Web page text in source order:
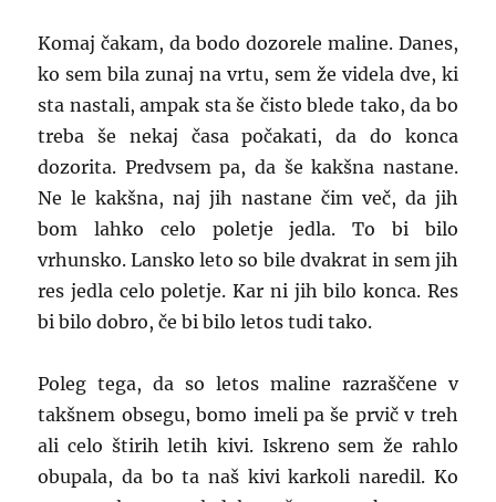
Komaj čakam, da bodo dozorele maline. Danes,
ko sem bila zunaj na vrtu, sem že videla dve, ki
sta nastali, ampak sta še čisto blede tako, da bo
treba še nekaj časa počakati, da do konca
dozorita. Predvsem pa, da še kakšna nastane.
Ne le kakšna, naj jih nastane čim več, da jih
bom lahko celo poletje jedla. To bi bilo
vrhunsko. Lansko leto so bile dvakrat in sem jih
res jedla celo poletje. Kar ni jih bilo konca. Res
bi bilo dobro, če bi bilo letos tudi tako.
Poleg tega, da so letos maline razraščene v
takšnem obsegu, bomo imeli pa še prvič v treh
ali celo štirih letih kivi. Iskreno sem že rahlo
obupala, da bo ta naš kivi karkoli naredil. Ko